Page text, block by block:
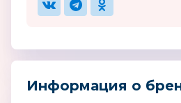
Информация о